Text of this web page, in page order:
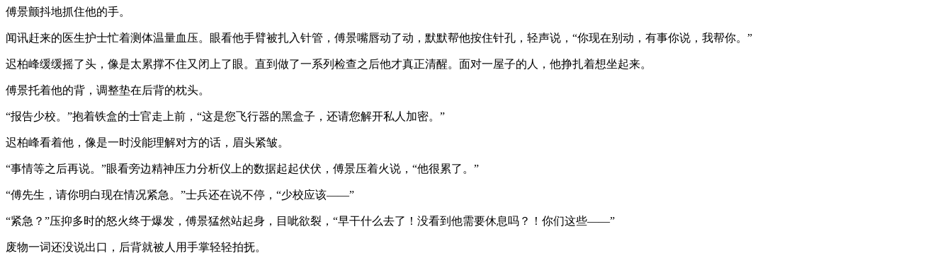
傅景颤抖地抓住他的手。
闻讯赶来的医生护士忙着测体温量血压。眼看他手臂被扎入针管，傅景嘴唇动了动，默默帮他按住针孔，轻声说，“你现在别动，有事你说，我帮你。”
迟柏峰缓缓摇了头，像是太累撑不住又闭上了眼。直到做了一系列检查之后他才真正清醒。面对一屋子的人，他挣扎着想坐起来。
傅景托着他的背，调整垫在后背的枕头。
“报告少校。”抱着铁盒的士官走上前，“这是您飞行器的黑盒子，还请您解开私人加密。”
迟柏峰看着他，像是一时没能理解对方的话，眉头紧皱。
“事情等之后再说。”眼看旁边精神压力分析仪上的数据起起伏伏，傅景压着火说，“他很累了。”
“傅先生，请你明白现在情况紧急。”士兵还在说不停，“少校应该——”
“紧急？”压抑多时的怒火终于爆发，傅景猛然站起身，目呲欲裂，“早干什么去了！没看到他需要休息吗？！你们这些——”
废物一词还没说出口，后背就被人用手掌轻轻拍抚。